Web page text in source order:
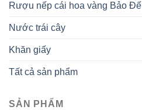
Rượu nếp cái hoa vàng Bảo Đế
Nước trái cây
Khăn giấy
Tất cả sản phẩm
SẢN PHẨM